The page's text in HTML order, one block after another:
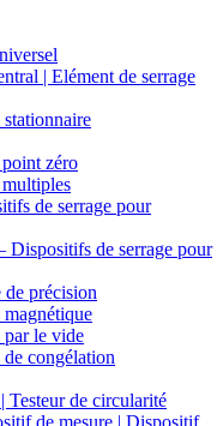
| Elément de serrage
stationnaire
point zéro
multiples
de serrage pour
de serrage pour
de précision
magnétique
par le vide
de congélation
Testeur de circularité
de mesure | Dispositif